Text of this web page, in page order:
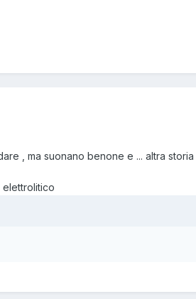
, ma suonano benone e ... altra
elettrolitico